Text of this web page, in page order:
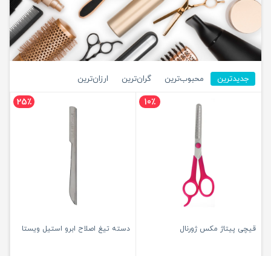
جدیدترین محبوب‌ترین گران‌ترین ارزان‌ترین
10٪
قیچی پیتاژ مکس ژورنال
25٪
دسته تیغ اصلاح ابرو استیل ویستا